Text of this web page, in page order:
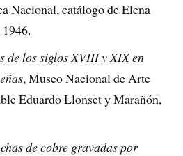
Nacional, catálogo de Elena
de los siglos XVIII y XIX en
, Museo Nacional de Arte
Eduardo Llonset y Marañón,
de cobre gravadas por